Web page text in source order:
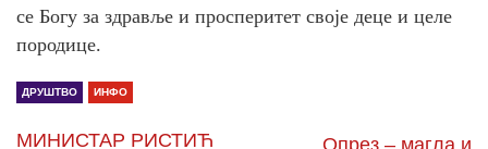
се Богу за здравље и просперитет своје деце и целе
породице.
ДРУШТВО ИНФО
МИНИСТАР РИСТИЋ
Опрез – магла и